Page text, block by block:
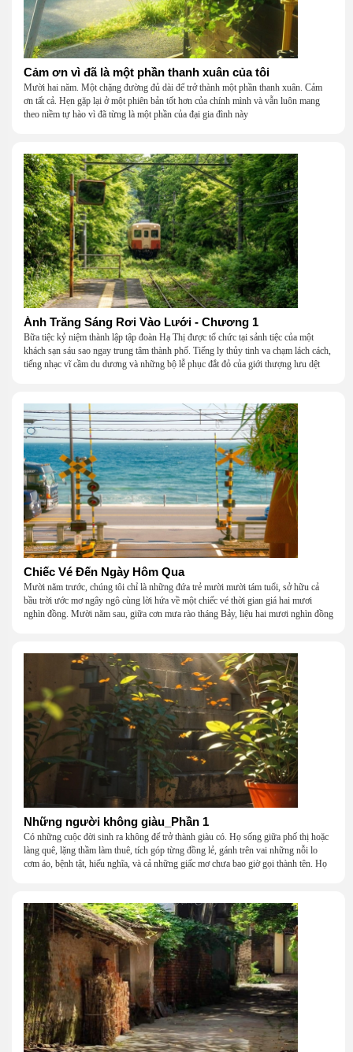
Cảm ơn vì đã là một phần thanh xuân của tôi
Mười hai năm. Một chặng đường đủ dài để trở thành một phần thanh xuân. Cảm
ơn tất cả. Hẹn gặp lại ở một phiên bản tốt hơn của chính mình và vẫn luôn mang
theo niềm tự hào vì đã từng là một phần của đại gia đình này
Ánh Trăng Sáng Rơi Vào Lưới - Chương 1
Bữa tiệc kỷ niệm thành lập tập đoàn Hạ Thị được tổ chức tại sảnh tiệc của một
khách sạn sáu sao ngay trung tâm thành phố. Tiếng ly thủy tinh va chạm lách cách,
tiếng nhạc vĩ cầm du dương và những bộ lễ phục đắt đỏ của giới thượng lưu dệt
Chiếc Vé Đến Ngày Hôm Qua
Mười năm trước, chúng tôi chỉ là những đứa trẻ mười mười tám tuổi, sở hữu cả
bầu trời ước mơ ngây ngô cùng lời hứa về một chiếc vé thời gian giá hai mươi
nghìn đồng. Mười năm sau, giữa cơn mưa rào tháng Bảy, liệu hai mươi nghìn đồng
Những người không giàu_Phần 1
Có những cuộc đời sinh ra không để trở thành giàu có. Họ sống giữa phố thị hoặc
làng quê, lặng thầm làm thuê, tích góp từng đồng lẻ, gánh trên vai những nỗi lo
cơm áo, bệnh tật, hiếu nghĩa, và cả những giấc mơ chưa bao giờ gọi thành tên. Họ
một mái nhà bằng lòng thương, bằng sự nhẫn nại và một niềm tin cũ kỹ rằng: dẫu
nghèo đến đâu, cũng còn có nhau để quay về.